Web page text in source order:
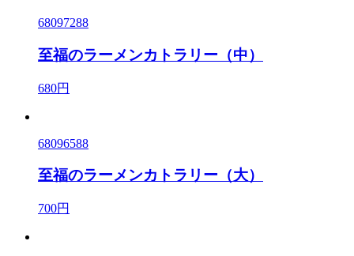
68097288
至福のラーメンカトラリー（中）
680円
68096588
至福のラーメンカトラリー（大）
700円